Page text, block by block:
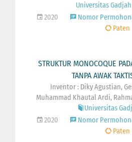
Universitas
2020
Nomor
Paten
STRUKTUR MONOCOQUE
TANPA AWAK
Inventor : Diky Agustian,
Muhammad Khautal Ardi,
Universitas
2020
Nomor
Paten